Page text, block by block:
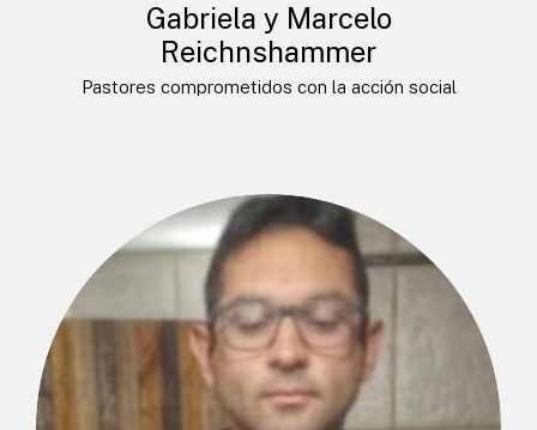
Gabriela y Marcelo
Reichnshammer
Pastores comprometidos con la acción social